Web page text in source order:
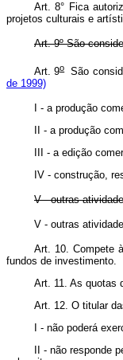
Art. 8° Fica
projetos culturais e
Art. 9º São
Art. 9oSão
de 1999)
I - a produção
II - a produção
III - a edição
IV - construção,
V - outras
V - outras
Art. 10. Compete
fundos de investimento.
Art. 11. As quotas
Art. 12. O titular
I - não poderá
II - não responde